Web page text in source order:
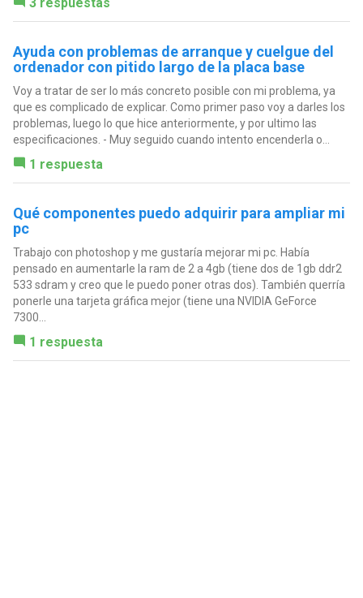
Ayuda con problemas de arranque y cuelgue del
ordenador con pitido largo de la placa base
Voy a tratar de ser lo más concreto posible con mi problema, ya
que es complicado de explicar. Como primer paso voy a darles los
problemas, luego lo que hice anteriormente, y por ultimo las
especificaciones. - Muy seguido cuando intento encenderla o...
1 respuesta
Qué componentes puedo adquirir para ampliar mi
pc
Trabajo con photoshop y me gustaría mejorar mi pc. Había
pensado en aumentarle la ram de 2 a 4gb (tiene dos de 1gb ddr2
533 sdram y creo que le puedo poner otras dos). También querría
ponerle una tarjeta gráfica mejor (tiene una NVIDIA GeForce
7300...
1 respuesta